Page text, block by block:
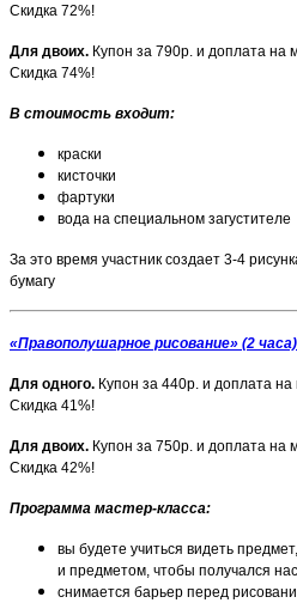
Скидка 72%!
Для двоих. Купон за 790р. и доплата на
Скидка 74%!
В стоимость входит:
краски
кисточки
фартуки
вода на специальном загустителе
За это время участник создает 3-4
бумагу
«Правополушарное рисование» (2
Для одного. Купон за 440р. и доплата
Скидка 41%!
Для двоих. Купон за 750р. и доплата на
Скидка 42%!
Программа мастер-класса:
вы будете учиться видеть
и предметом, чтобы получался
снимается барьер перед